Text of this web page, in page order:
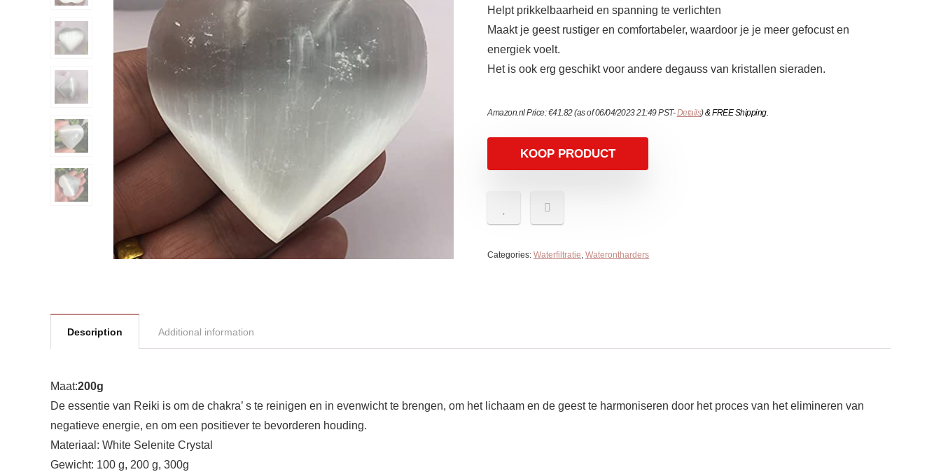
Helpt prikkelbaarheid en spanning te verlichten
Maakt je geest rustiger en comfortabeler, waardoor je je meer gefocust en
energiek voelt.
Het is ook erg geschikt voor andere degauss van kristallen sieraden.
Amazon.nl Price:€41.82(as of 06/04/2023 21:49 PST-Details)&FREE Shipping.
KOOP PRODUCT
Categories: Waterfiltratie, Waterontharders
Description Additional information
Maat:200g
De essentie van Reiki is om de chakra’ s te reinigen en in evenwicht te brengen, om het lichaam en de geest te harmoniseren door het proces van het elimineren van
negatieve energie, en om een positiever te bevorderen houding.
Materiaal: White Selenite Crystal
Gewicht: 100 g, 200 g, 300g